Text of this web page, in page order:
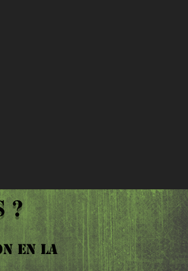
?
EN LA